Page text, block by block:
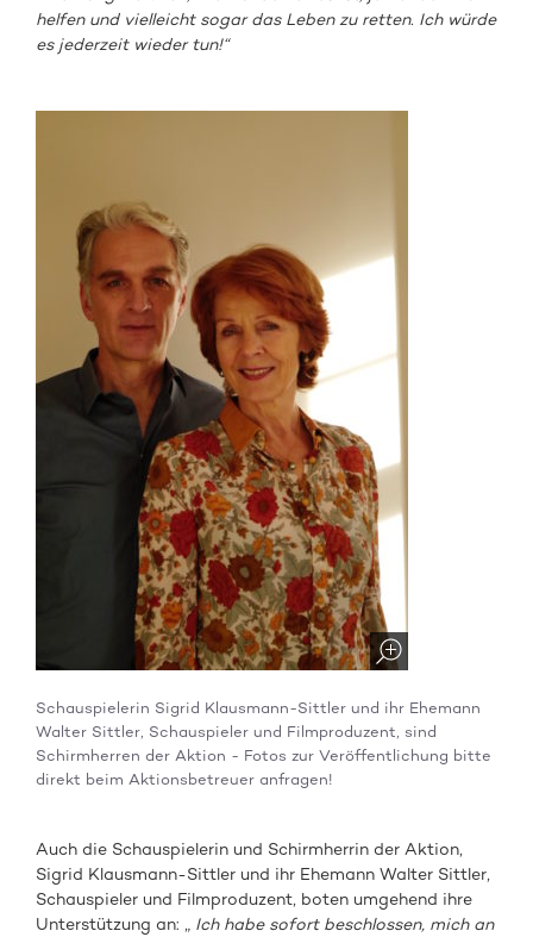
helfen und vielleicht sogar das Leben zu retten. Ich würde
es jederzeit wieder tun!“
Schauspielerin Sigrid Klausmann-Sittler und ihr Ehemann
Walter Sittler, Schauspieler und Filmproduzent, sind
Schirmherren der Aktion - Fotos zur Veröffentlichung bitte
direkt beim Aktionsbetreuer anfragen!
Auch die Schauspielerin und Schirmherrin der Aktion,
Sigrid Klausmann-Sittler und ihr Ehemann Walter Sittler,
Schauspieler und Filmproduzent, boten umgehend ihre
Unterstützung an: „ Ich habe sofort beschlossen, mich an